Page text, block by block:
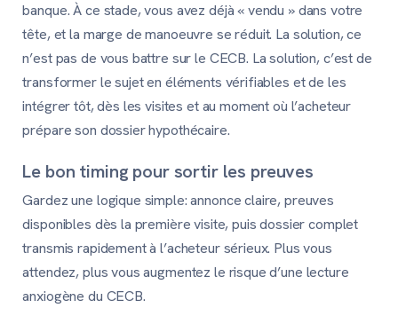
banque. À ce stade, vous avez déjà « vendu » dans votre
tête, et la marge de manoeuvre se réduit. La solution, ce
n’est pas de vous battre sur le CECB. La solution, c’est de
transformer le sujet en éléments vérifiables et de les
intégrer tôt, dès les visites et au moment où l’acheteur
prépare son dossier hypothécaire.
Le bon timing pour sortir les preuves
Gardez une logique simple: annonce claire, preuves
disponibles dès la première visite, puis dossier complet
transmis rapidement à l’acheteur sérieux. Plus vous
attendez, plus vous augmentez le risque d’une lecture
anxiogène du CECB.